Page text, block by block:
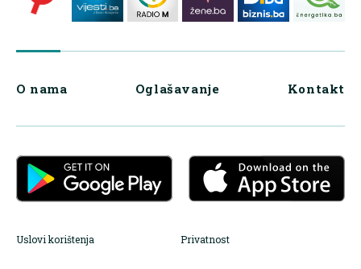
O nama Oglašavanje Kontakt
Uslovi korištenja Privatnost